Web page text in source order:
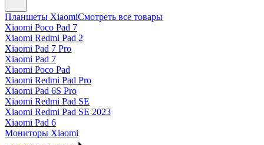
Планшеты XiaomiСмотреть все товары
Xiaomi Poco Pad 7
Xiaomi Redmi Pad 2
Xiaomi Pad 7 Pro
Xiaomi Pad 7
Xiaomi Poco Pad
Xiaomi Redmi Pad Pro
Xiaomi Pad 6S Pro
Xiaomi Redmi Pad SE
Xiaomi Redmi Pad SE 2023
Xiaomi Pad 6
Мониторы Xiaomi